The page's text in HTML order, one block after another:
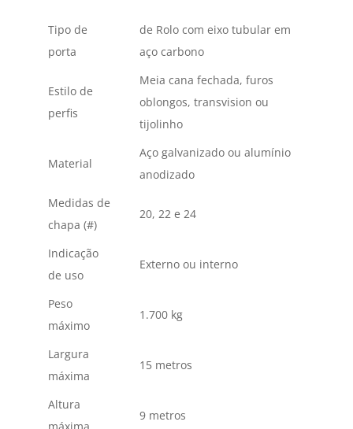
Tipo de
porta
de Rolo com eixo tubular em
aço carbono
Estilo de
perfis
Meia cana fechada, furos
oblongos, transvision ou
tijolinho
Material
Aço galvanizado ou alumínio
anodizado
Medidas de
chapa (#)
20, 22 e 24
Indicação
de uso
Externo ou interno
Peso
máximo
1.700 kg
Largura
máxima
15 metros
Altura
9 metros